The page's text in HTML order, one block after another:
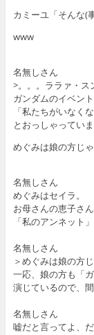
カミーユ「そんな(
www
名無しさん
>。。。ララァ・ス
ガンダムのイベン
「私たちがいなく
とおっしゃって
めぐみは娘の方じ
名無しさん
めぐみはセイラ。
お母さんの恵子さ
「私のアンネット
名無しさん
＞めぐみは娘の方
一応、娘の方も「
演じているので、
名無しさん
嘘だと言ってよ、